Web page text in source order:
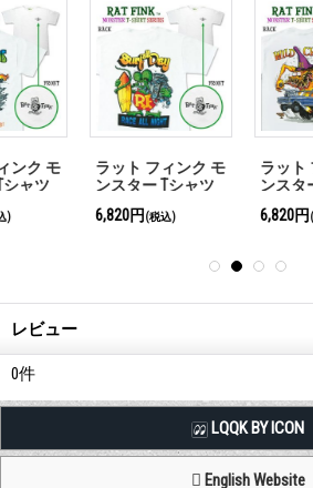
ラット フィンク モ
ンスター Tシャツ
(税込)
ラット フィンク モ
ンスター Tシャツ
(税込)
レビュー
0件
LQQK BY ICON
English Website